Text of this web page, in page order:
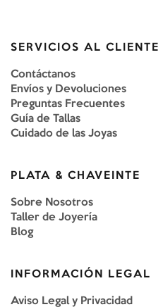
SERVICIOS AL CLIENTE
Contáctanos
Envíos y Devoluciones
Preguntas Frecuentes
Guía de Tallas
Cuidado de las Joyas
PLATA & CHAVEINTE
Sobre Nosotros
Taller de Joyería
Blog
INFORMACIÓN LEGAL
Aviso Legal y Privacidad